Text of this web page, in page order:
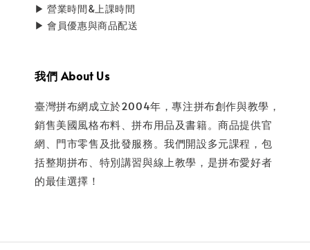
▶ 營業時間&上課時間
▶ 會員優惠與商品配送
我們 About Us
臺灣拼布網成立於2004年，專注拼布創作與教學，
銷售美國風格布料、拼布用品及書籍。商品提供官
網、門市零售及批發服務。我們開設多元課程，包
括整期拼布、特別講習與線上教學，是拼布愛好者
的最佳選擇！